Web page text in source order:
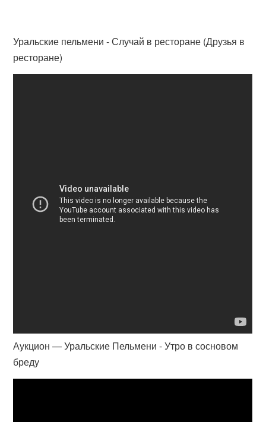
Уральские пельмени - Случай в ресторане (Друзья в
ресторане)
Аукцион — Уральские Пельмени - Утро в сосновом
бреду